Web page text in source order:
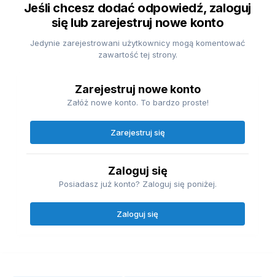
Jeśli chcesz dodać odpowiedź, zaloguj
się lub zarejestruj nowe konto
Jedynie zarejestrowani użytkownicy mogą komentować
zawartość tej strony.
Zarejestruj nowe konto
Załóż nowe konto. To bardzo proste!
Zarejestruj się
Zaloguj się
Posiadasz już konto? Zaloguj się poniżej.
Zaloguj się